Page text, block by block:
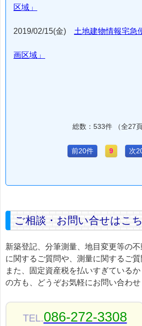
区域」
2019/02/15(金) 土地建物情報宅
画区域」
総数：533件 （全27頁
前20件 9 次
ご相談・お問い合せはこ
新築登記、分筆測量、地目変更等の不
に関するご質問や、測量に関するご質
また、固定資産税を払いすぎている
の方も、どうぞお気軽にお問い合わせ
TEL.086-272-3308